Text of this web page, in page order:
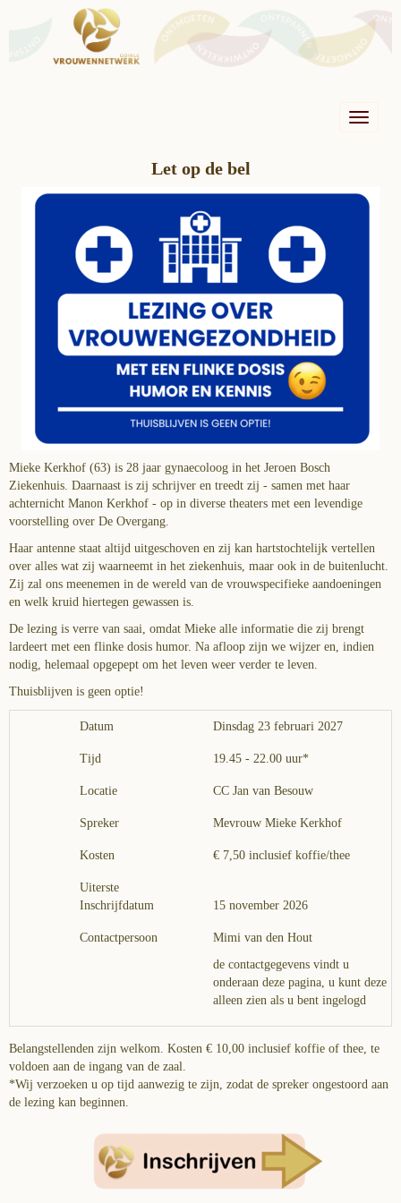
Toggle
Let op de bel
Mieke Kerkhof (63) is 28 jaar gynaecoloog in het Jeroen Bosch
Ziekenhuis. Daarnaast is zij schrijver en treedt zij - samen met haar
achternicht Manon Kerkhof - op in diverse theaters met een levendige
voorstelling over De Overgang.
Haar antenne staat altijd uitgeschoven en zij kan hartstochtelijk vertellen
over alles wat zij waarneemt in het ziekenhuis, maar ook in de buitenlucht.
Zij zal ons meenemen in de wereld van de vrouwspecifieke aandoeningen
en welk kruid hiertegen gewassen is.
De lezing is verre van saai, omdat Mieke alle informatie die zij brengt
lardeert met een flinke dosis humor. Na afloop zijn we wijzer en, indien
nodig, helemaal opgepept om het leven weer verder te leven.
Thuisblijven is geen optie!
Datum Dinsdag 23 februari 2027
Tijd 19.45 - 22.00 uur*
Locatie CC Jan van Besouw
Spreker Mevrouw Mieke Kerkhof
Kosten € 7,50 inclusief koffie/thee
Uiterste
Inschrijfdatum
15 november 2026
Contactpersoon
Mimi van den Hout
de contactgegevens vindt u
onderaan deze pagina, u kunt deze
alleen zien als u bent ingelogd
Belangstellenden zijn welkom. Kosten € 10,00 inclusief koffie of thee, te
voldoen aan de ingang van de zaal.
*Wij verzoeken u op tijd aanwezig te zijn, zodat de spreker ongestoord aan
de lezing kan beginnen.